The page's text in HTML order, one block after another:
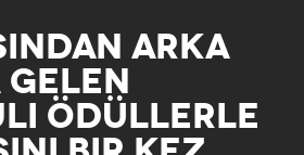
ARKA
GELEN
ÖDÜLLERLE